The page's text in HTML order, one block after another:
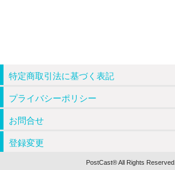
特定商取引法に基づく表記
プライバシーポリシー
お問合せ
登録変更
PostCast® All Rights Reserved.